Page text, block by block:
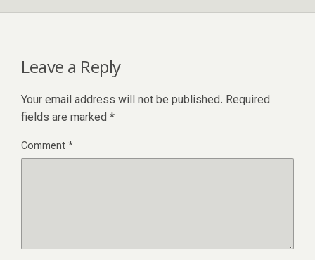
Leave a Reply
Your email address will not be published. Required
fields are marked *
Comment*